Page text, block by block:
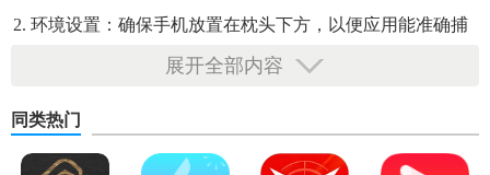
2. 环境设置：确保手机放置在枕头下方，以便应用能准确捕
捉用户的动作和声音。
声器播放闹钟声音。
展开全部内容
同类热门